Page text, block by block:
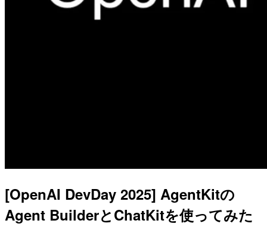
[OpenAI DevDay 2025] AgentKitの
Agent BuilderとChatKitを使ってみた